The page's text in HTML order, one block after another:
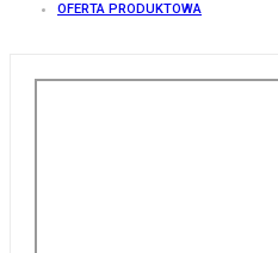
OFERTA PRODUKTOWA